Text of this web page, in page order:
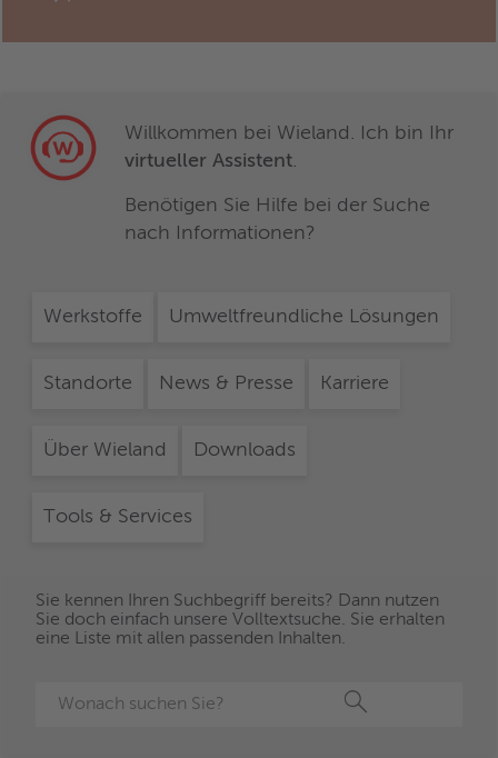
Willkommen bei Wieland. Ich bin Ihr
virtueller Assistent.
Benötigen Sie Hilfe bei der Suche
nach Informationen?
Werkstoffe Umweltfreundliche Lösungen
Standorte News & Presse Karriere
Über Wieland Downloads
Tools & Services
Sie kennen Ihren Suchbegriff bereits? Dann nutzen
Sie doch einfach unsere Volltextsuche. Sie erhalten
eine Liste mit allen passenden Inhalten.